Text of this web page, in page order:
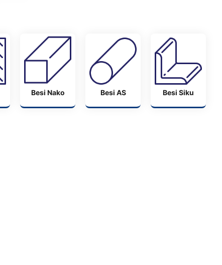
Besi Nako Besi AS Besi Siku